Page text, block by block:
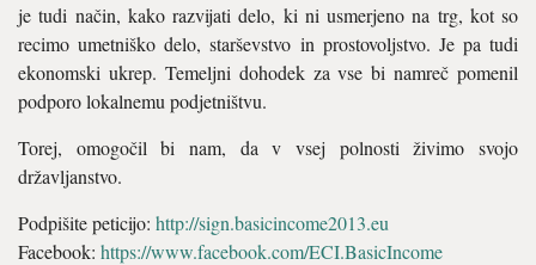
je tudi način, kako razvijati delo, ki ni usmerjeno na trg, kot so
recimo umetniško delo, starševstvo in prostovoljstvo. Je pa tudi
ekonomski ukrep. Temeljni dohodek za vse bi namreč pomenil
podporo lokalnemu podjetništvu.
Torej, omogočil bi nam, da v vsej polnosti živimo svojo
državljanstvo.
Podpišite peticijo: http://sign.basicincome2013.eu
Facebook: https://www.facebook.com/ECI.BasicIncome